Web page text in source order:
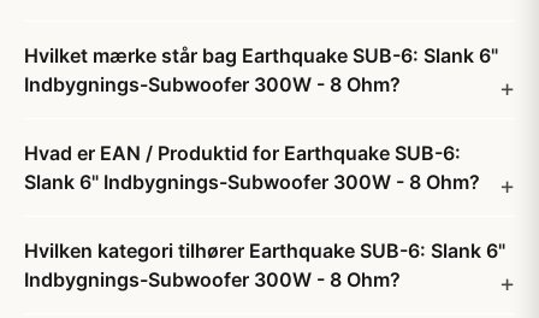
Hvilket mærke står bag Earthquake SUB-6: Slank 6"
Indbygnings-Subwoofer 300W - 8 Ohm?
Hvad er EAN / Produktid for Earthquake SUB-6:
Slank 6" Indbygnings-Subwoofer 300W - 8 Ohm?
Hvilken kategori tilhører Earthquake SUB-6: Slank 6"
Indbygnings-Subwoofer 300W - 8 Ohm?